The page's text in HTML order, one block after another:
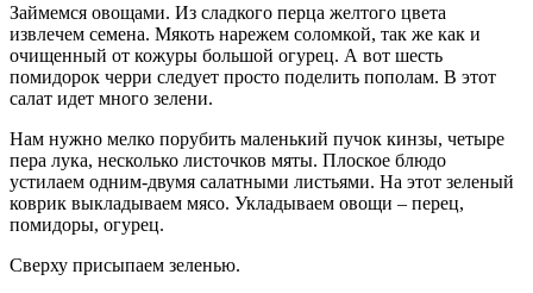
Займемся овощами. Из сладкого перца желтого цвета
извлечем семена. Мякоть нарежем соломкой, так же как и
очищенный от кожуры большой огурец. А вот шесть
помидорок черри следует просто поделить пополам. В этот
салат идет много зелени.
Нам нужно мелко порубить маленький пучок кинзы, четыре
пера лука, несколько листочков мяты. Плоское блюдо
устилаем одним-двумя салатными листьями. На этот зеленый
коврик выкладываем мясо. Укладываем овощи – перец,
помидоры, огурец.
Сверху присыпаем зеленью.